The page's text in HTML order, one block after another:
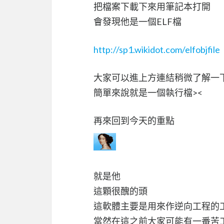
把檔案下載下來用筆記本打開
會發現他是一個ELF檔
http://sp1.wikidot.com/elfobjfile
大家可以進上方連結稍微了解一
簡單來說就是一個執行檔><
再來回到今天的重點
就是他
這顆很醜的頭
這軟體主要是用來作逆向工程的
當然在這之前大家可能有一番苦